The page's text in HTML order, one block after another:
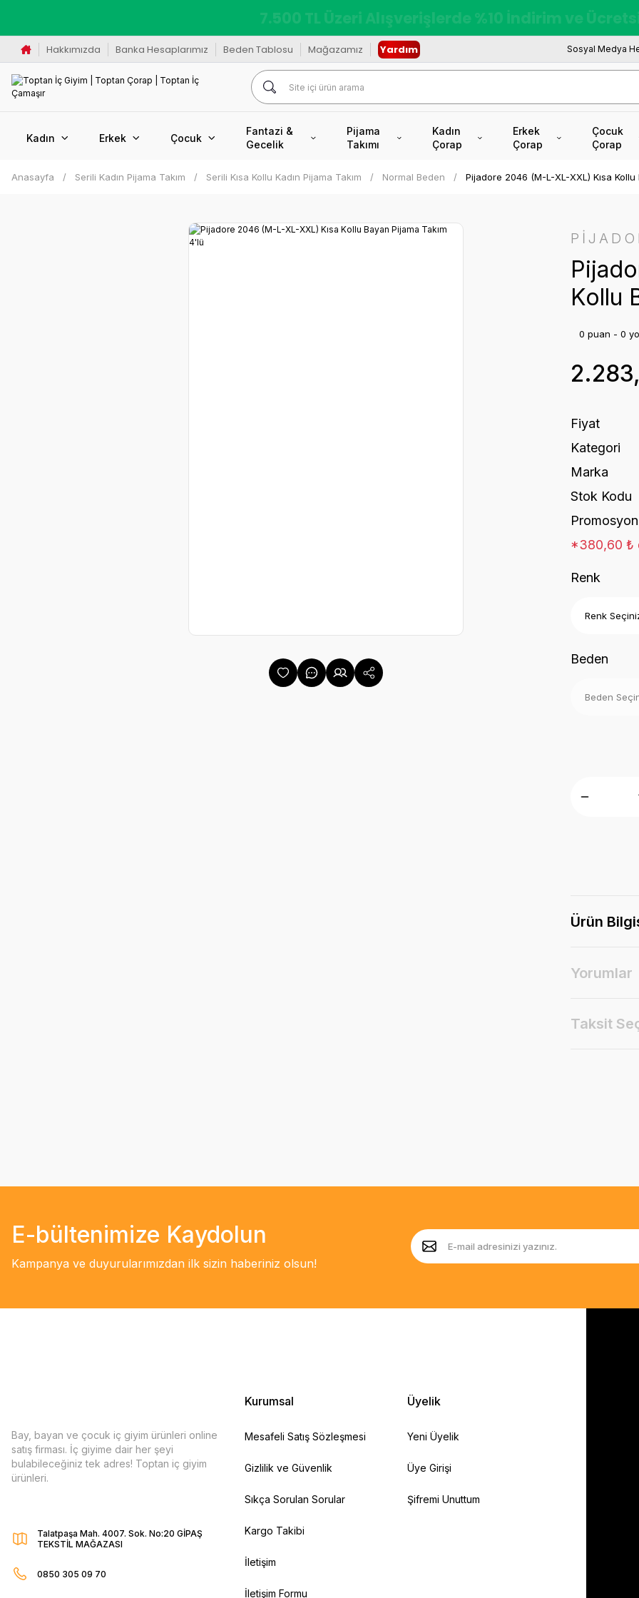
Kredi Kartına Vade Farksız +6 Taksit
Hakkımızda Banka Hesaplarımız Beden Tablosu Mağazamız Yardım Sosyal Medya
Kadın Erkek Çocuk
Fantazi &
Gecelik
Pijama
Takımı
Kadın
Çorap
Erkek
Çorap
Çocuk
Çorap
Anasayfa Serili Kadın Pijama Takım Serili Kısa Kollu Kadın Pijama Takım Normal Beden Pijadore 2046 (M-L-XL-XXL) Kısa
Kollu
0 puan - 0
Fiyat
Kategori
Marka
Stok Kodu
Promosyon
*380,60 ₺
Renk
Beden
Ürün
Yorumlar
Taksit
E-bültenimize Kaydolun
Kampanya ve duyurularımızdan ilk sizin haberiniz olsun!
Bay, bayan ve çocuk iç giyim ürünleri online
satış firması. İç giyime dair her şeyi
bulabileceğiniz tek adres! Toptan iç giyim
ürünleri.
Talatpaşa Mah. 4007. Sok. No:20 GİPAŞ
TEKSTİL MAĞAZASI
0850 305 09 70
Kurumsal
Mesafeli Satış Sözleşmesi
Gizlilik ve Güvenlik
Sıkça Sorulan Sorular
Kargo Takibi
İletişim
İletişim Formu
Üyelik
Yeni Üyelik
Üye Girişi
Şifremi Unuttum